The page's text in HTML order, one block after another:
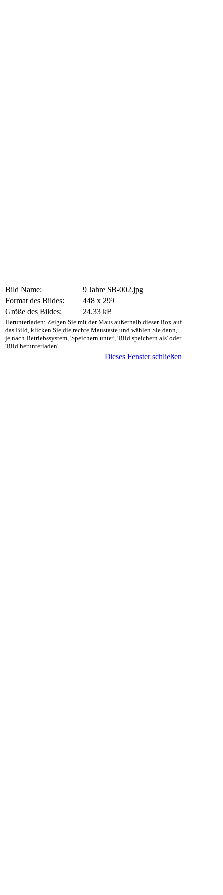
Bild Name:
9 Jahre SB-002.jpg
Format des Bildes:
448 x 299
Größe des Bildes:
24.33 kB
Herunterladen: Zeigen Sie mit der Maus außerhalb dieser Box auf
das Bild, klicken Sie die rechte Maustaste und wählen Sie dann,
je nach Betriebssystem, 'Speichern unter', 'Bild speichern als' oder
'Bild herunterladen'.
Dieses Fenster schließen